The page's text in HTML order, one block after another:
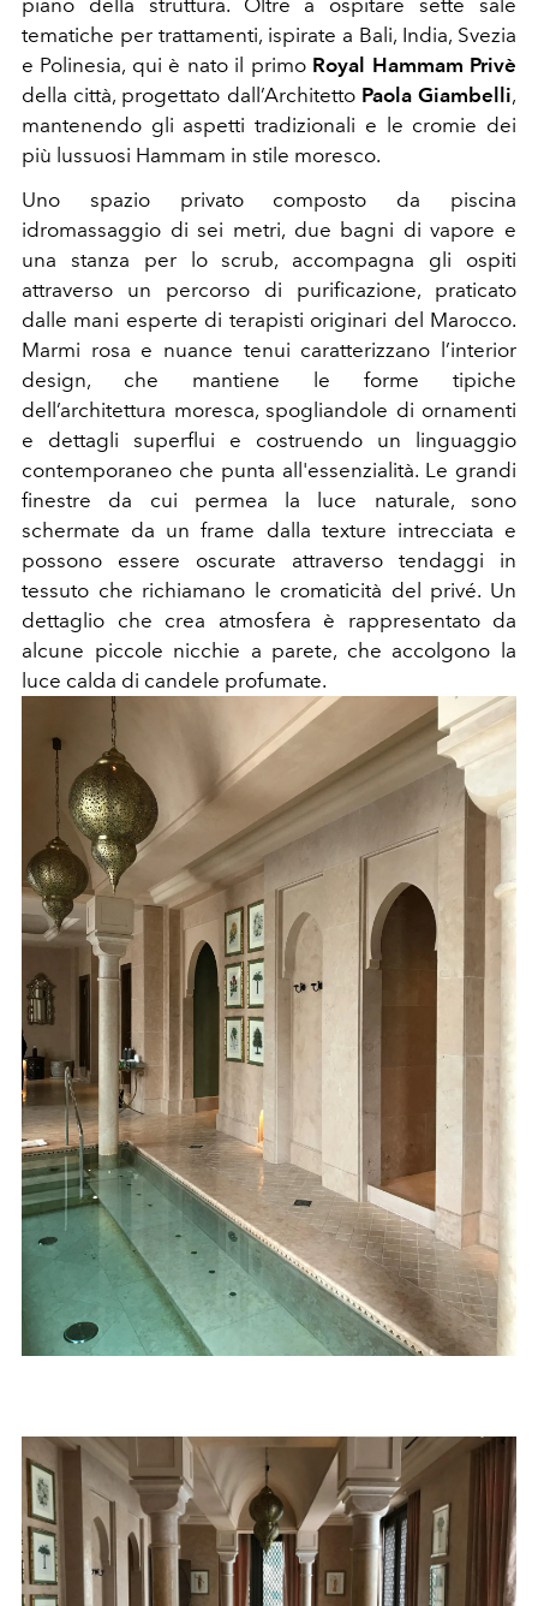
piano della struttura. Oltre a ospitare sette sale
tematiche per trattamenti, ispirate a Bali, India, Svezia
e Polinesia, qui è nato il primo Royal Hammam Privè
della città, progettato dall’Architetto Paola Giambelli,
mantenendo gli aspetti tradizionali e le cromie dei
più lussuosi Hammam in stile moresco.
Uno spazio privato composto da piscina
idromassaggio di sei metri, due bagni di vapore e
una stanza per lo scrub, accompagna gli ospiti
attraverso un percorso di purificazione, praticato
dalle mani esperte di terapisti originari del Marocco.
Marmi rosa e nuance tenui caratterizzano l’interior
design, che mantiene le forme tipiche
dell’architettura moresca, spogliandole di ornamenti
e dettagli superflui e costruendo un linguaggio
contemporaneo che punta all'essenzialità. Le grandi
finestre da cui permea la luce naturale, sono
schermate da un frame dalla texture intrecciata e
possono essere oscurate attraverso tendaggi in
tessuto che richiamano le cromaticità del privé. Un
dettaglio che crea atmosfera è rappresentato da
alcune piccole nicchie a parete, che accolgono la
luce calda di candele profumate.